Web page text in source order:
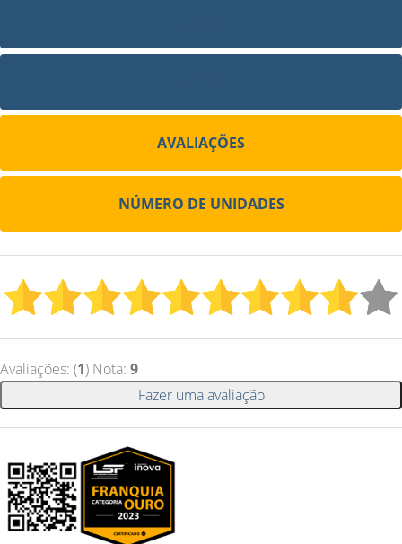
AVALIAÇÕES
NÚMERO DE UNIDADES
Avaliações: (1) Nota: 9
Fazer uma avaliação